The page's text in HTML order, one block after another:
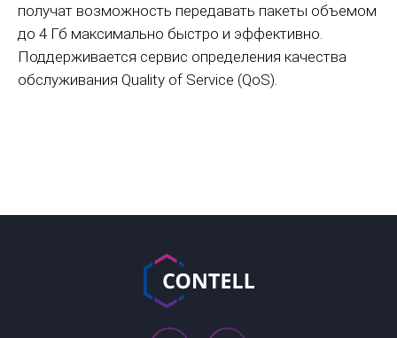
получат возможность передавать пакеты объемом
до 4 Гб максимально быстро и эффективно.
Поддерживается сервис определения качества
обслуживания Quality of Service (QoS).